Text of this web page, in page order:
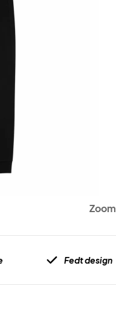
Zoom
Fedt design